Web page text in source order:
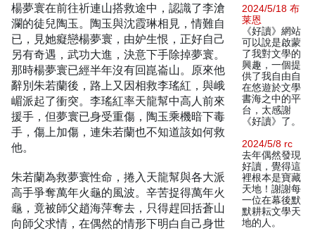
楊夢寰在前往祈連山搭救途中，認識了李滄
瀾的徒兒陶玉。陶玉與沈霞琳相見，情難自
已，見她癡戀楊夢寰，由妒生恨，正好自己
另有奇遇，武功大進，決意下手除掉夢寰。
那時楊夢寰已經半年沒有回崑崙山。原來他
辭別朱若蘭後，路上又因相救李瑤紅，與峨
嵋派起了衝突。李瑤紅率天龍幫中高人前來
援手，但夢寰已身受重傷，陶玉乘機暗下毒
手，傷上加傷，連朱若蘭也不知道該如何救
他。
朱若蘭為救夢寰性命，捲入天龍幫與各大派
高手爭奪萬年火龜的風波。辛苦捉得萬年火
龜，竟被師父趙海萍奪去，只得趕回括蒼山
向師父求情，在偶然的情形下明白自己身世
2024/5/18 布
莱恩
《好讀》網站
可以說是啟蒙
了我對文學的
興趣，一個提
供了我自由自
在悠遊於文學
書海之中的平
台，太感謝
《好讀》了。
2024/5/8 rc
去年偶然發現
好讀，覺得這
裡根本是寶藏
天地！謝謝每
一位在幕後默
默耕耘文學天
地的人。